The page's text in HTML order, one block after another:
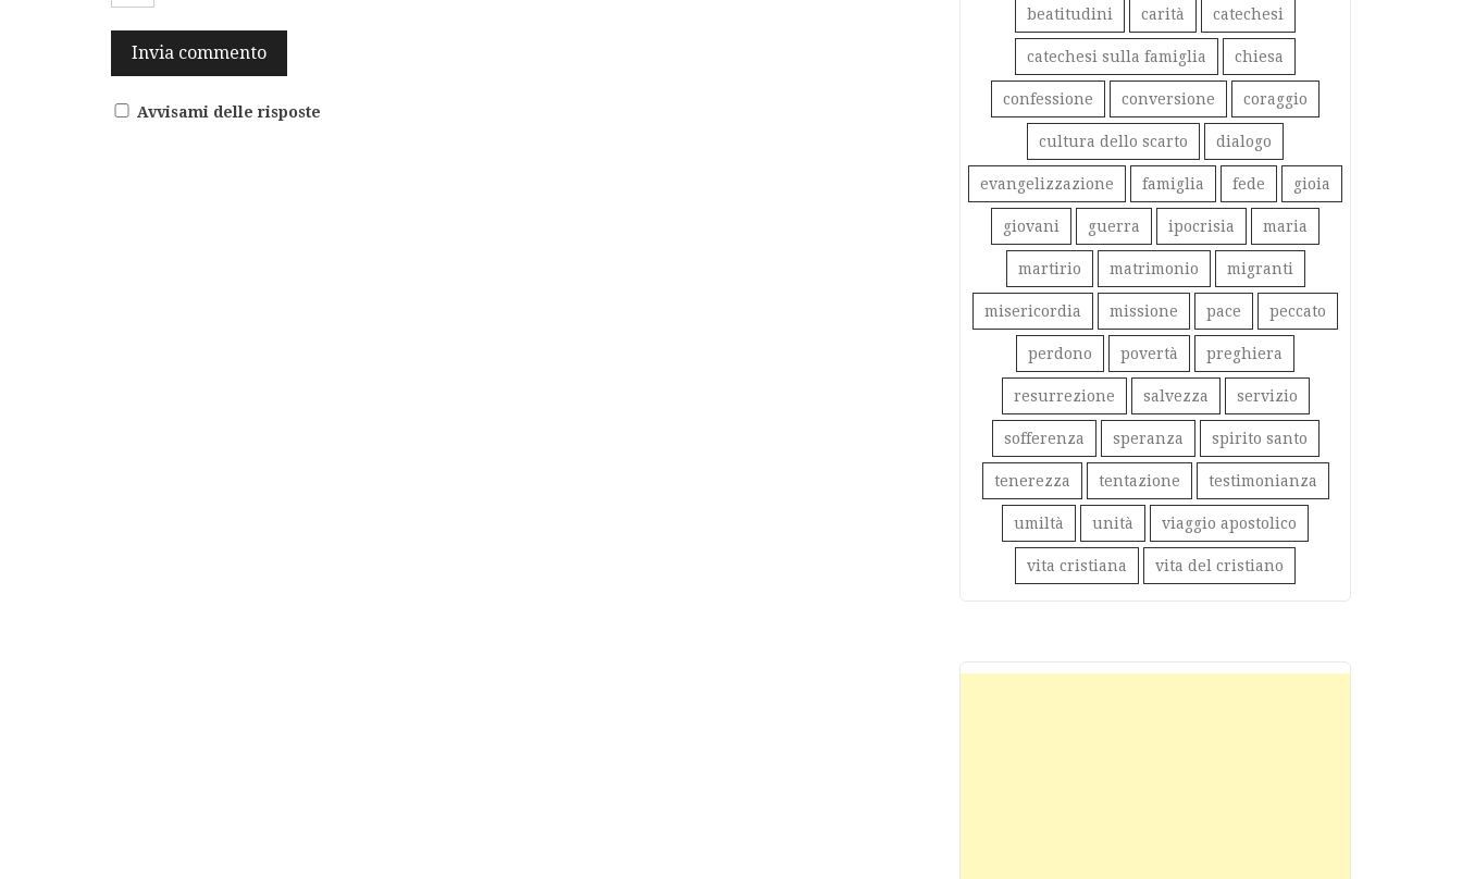
Avvisami delle risposte
beatitudini carità catechesi
catechesi sulla famiglia chiesa
confessione conversione coraggio
cultura dello scarto dialogo
evangelizzazione famiglia fede gioia
giovani guerra ipocrisia maria
martirio matrimonio migranti
misericordia missione pace peccato
perdono povertà preghiera
resurrezione salvezza servizio
sofferenza speranza spirito santo
tenerezza tentazione testimonianza
umiltà unità viaggio apostolico
vita cristiana vita del cristiano